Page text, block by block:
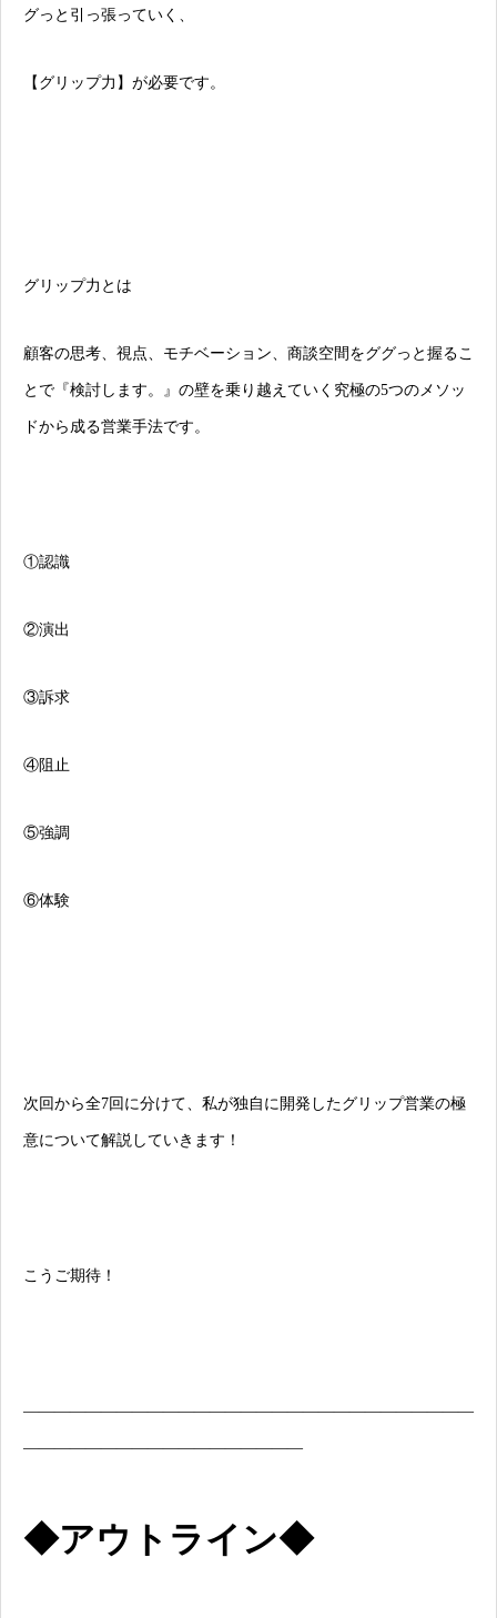
グっと引っ張っていく、
【グリップ力】が必要です。
グリップ力とは
顧客の思考、視点、モチベーション、商談空間をググっと握るこ
とで『検討します。』の壁を乗り越えていく究極の5つのメソッ
ドから成る営業手法です。
①認識
②演出
③訴求
④阻止
⑤強調
⑥体験
次回から全7回に分けて、私が独自に開発したグリップ営業の極
意について解説していきます！
こうご期待！
―――――――――――――――――――――――――――――
――――――――――――――――――
◆アウトライン◆